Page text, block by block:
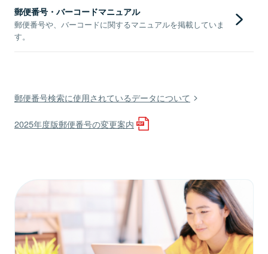
郵便番号・バーコードマニュアル
郵便番号や、バーコードに関するマニュアルを掲載していま
す。
郵便番号検索に使用されているデータについて
2025年度版郵便番号の変更案内